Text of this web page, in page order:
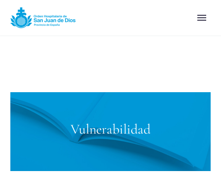
Vulnerabilidad